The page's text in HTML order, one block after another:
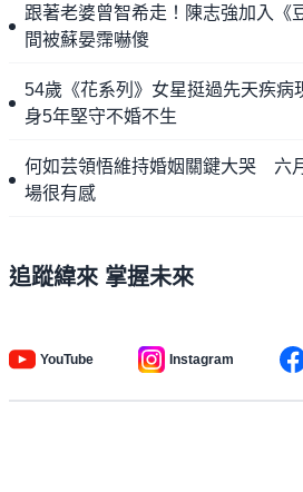
跟著老婆曾智希走！陳志強加入
間被蘇晏霈嚇傻
54歲《花系列》女星挺過先天疾
身5年堅守不婚不生
何如芸領悟維持婚姻關鍵大哭 六
場很有感
追蹤緯來 掌握未來
YouTube Instagram